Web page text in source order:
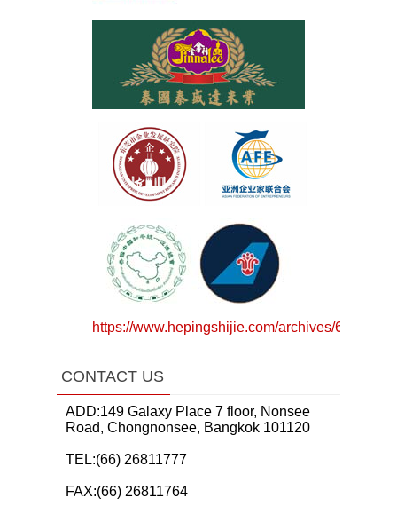
https://www.hepingshijie.com/archives/64783
CONTACT US
ADD:149 Galaxy Place 7 floor, Nonsee
Road, Chongnonsee, Bangkok 101120
TEL:(66) 26811777
FAX:(66) 26811764